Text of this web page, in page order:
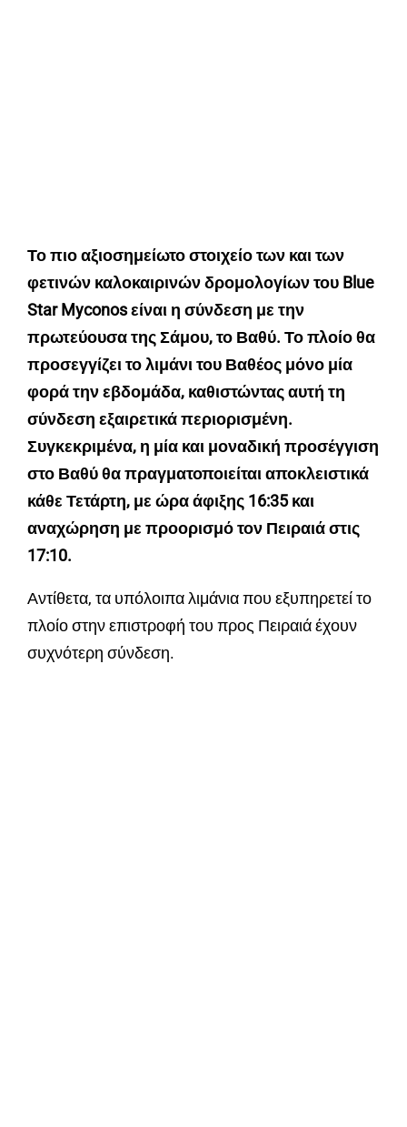
Το πιο αξιοσημείωτο στοιχείο των και των
φετινών καλοκαιρινών δρομολογίων του Blue
Star Myconos είναι η σύνδεση με την
πρωτεύουσα της Σάμου, το Βαθύ. Το πλοίο θα
προσεγγίζει το λιμάνι του Βαθέος μόνο μία
φορά την εβδομάδα, καθιστώντας αυτή τη
σύνδεση εξαιρετικά περιορισμένη.
Συγκεκριμένα, η μία και μοναδική προσέγγιση
στο Βαθύ θα πραγματοποιείται αποκλειστικά
κάθε Τετάρτη, με ώρα άφιξης 16:35 και
αναχώρηση με προορισμό τον Πειραιά στις
17:10.
Αντίθετα, τα υπόλοιπα λιμάνια που εξυπηρετεί το
πλοίο στην επιστροφή του προς Πειραιά έχουν
συχνότερη σύνδεση.